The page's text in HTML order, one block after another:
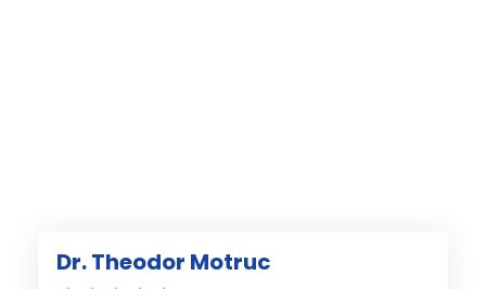
Dr. Theodor Motruc